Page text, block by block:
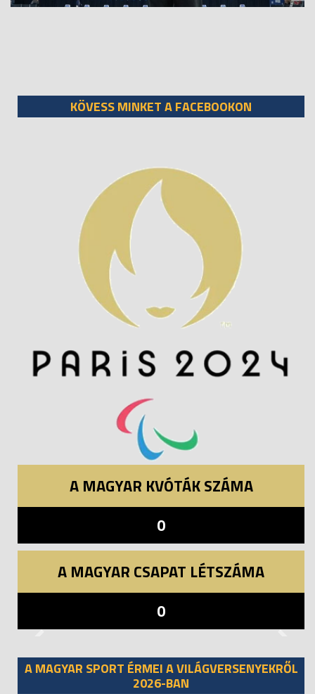
KÖVESS MINKET A FACEBOOKON
A MAGYAR KVÓTÁK SZÁMA
0
A MAGYAR CSAPAT LÉTSZÁMA
0
A MAGYAR SPORT ÉRMEI A VILÁGVERSENYEKRŐL
2026-BAN